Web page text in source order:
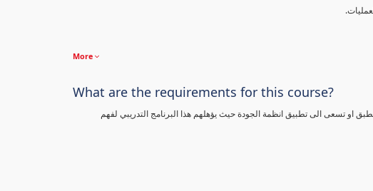
More
What are the requirements for this course?
تسعى الى تطبيق انظمة الجودة حيث يؤهلهم هذا البرنامج التدريبي لفهم